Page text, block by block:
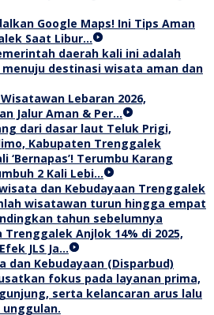
Google Maps! Ini Tips Aman
Saat Libur…
Lebaran 2026,
Jalur Aman & Per…
‘Bernapas’! Terumbu Karang
2 Kali Lebi…
Anjlok 14% di 2025,
JLS Ja…